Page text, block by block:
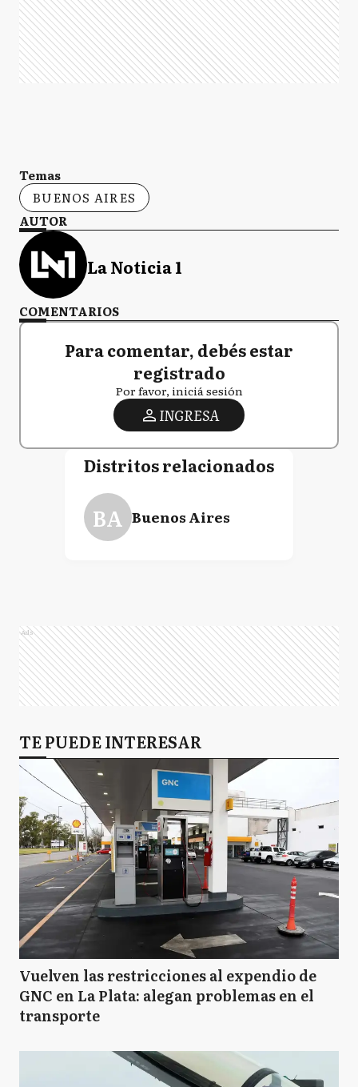
Temas
BUENOS AIRES
AUTOR
La Noticia 1
COMENTARIOS
Para comentar, debés estar
registrado
Por favor, iniciá sesión
INGRESA
Distritos relacionados
BA Buenos Aires
Ads
TE PUEDE INTERESAR
Vuelven las restricciones al expendio de
GNC en La Plata: alegan problemas en el
transporte